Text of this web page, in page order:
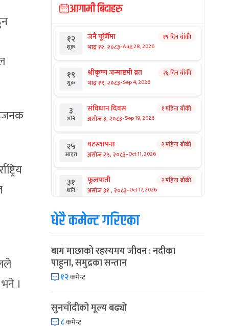
।
आगामी बिदाहरु
१२
शुक्र
जनै पूर्णिमा
भाद्र १२, २०८३-Aug 28, 2026
१९ दिन बाँकी
१९
शुक्र
श्रीकृष्ण जन्माष्टमी व्रत
भाद्र १९, २०८३-Sep 4, 2026
२६ दिन बाँकी
३
शनि
संविधान दिवस
असोज ३, २०८३-Sep 19, 2026
१ महिना बाँकी
२५
आइत
घटस्थापना
असोज २५, २०८३-Oct 11, 2026
२ महिना बाँकी
३१
शनि
फूलपाती
असोज ३१ , २०८३-Oct 17, 2026
२ महिना बाँकी
१
आइत
कार्तिक सङ्क्रान्ति
कार्तिक १, २०८३-Oct 18, 2026
३
मंगल
महानवमी
कार्तिक ३, २०८३-
२ महिना बाँकी
४
धेरै कमेन्ट गरिएका
बाम माछाको रहस्यमय जीवन : नदीका
पाहुना, समुद्रका सन्तान
१२कमेन्ट
सुनचाँदीको मूल्य बढ्यो
८कमेन्ट